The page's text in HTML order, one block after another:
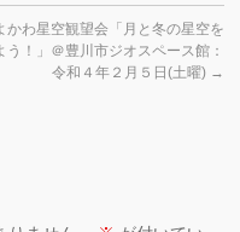
かわ星空観望会「月と冬の星空を
う！」＠豊川市ジオスペース館：
令和４年２月５日(土曜) →